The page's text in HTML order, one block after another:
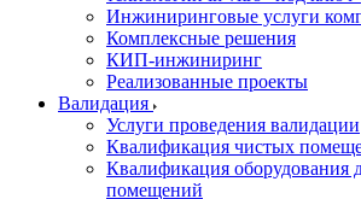
Инжиниринговые услуги
Комплексные решения
КИП-инжиниринг
Реализованные проекты
Валидация
Услуги проведения валидации
Квалификация чистых
Квалификация оборудования
помещений